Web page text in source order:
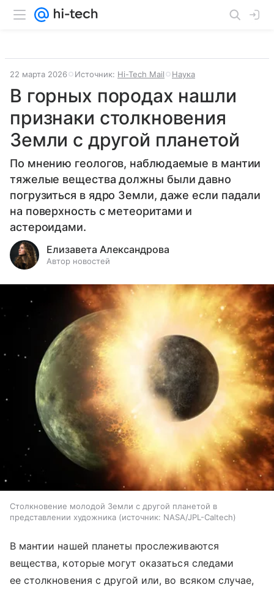
22 марта 2026 Источник: Hi-Tech Mail Наука
В горных породах нашли
признаки столкновения
Земли с другой планетой
По мнению геологов, наблюдаемые в мантии
тяжелые вещества должны были давно
погрузиться в ядро Земли, даже если падали
на поверхность с метеоритами и
астероидами.
Елизавета Александрова
Автор новостей
Столкновение молодой Земли с другой планетой в
представлении художника
источник: NASA/JPL-Caltech
В мантии нашей планеты прослеживаются
вещества, которые могут оказаться следами
ее столкновения с другой или, во всяком случае,